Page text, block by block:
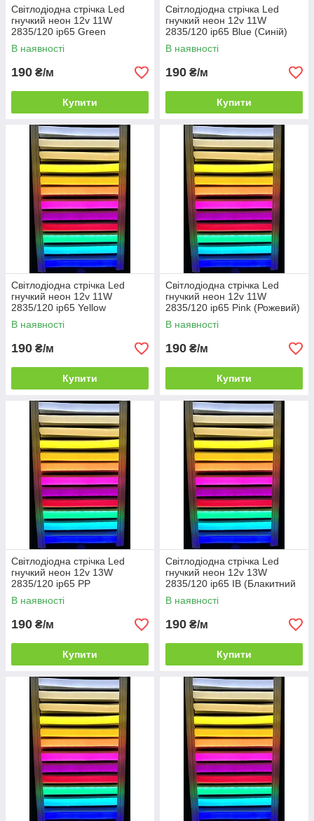
Світлодіодна стрічка Led
гнучкий неон 12v 11W
2835/120 ip65 Green
(Зелений) neon
В наявності
190 ₴/м
Купити
Світлодіодна стрічка Led
гнучкий неон 12v 11W
2835/120 ip65 Blue (Синій)
neon
В наявності
190 ₴/м
Купити
Світлодіодна стрічка Led
гнучкий неон 12v 11W
2835/120 ip65 Yellow
(Жовтий) neon
В наявності
190 ₴/м
Купити
Світлодіодна стрічка Led
гнучкий неон 12v 11W
2835/120 ip65 Pink (Рожевий)
neon
В наявності
190 ₴/м
Купити
Світлодіодна стрічка Led
гнучкий неон 12v 13W
2835/120 ip65 PP
(Фіолетовий) neon
В наявності
190 ₴/м
Купити
Світлодіодна стрічка Led
гнучкий неон 12v 13W
2835/120 ip65 IB (Блакитний
лід) neon
В наявності
190 ₴/м
Купити